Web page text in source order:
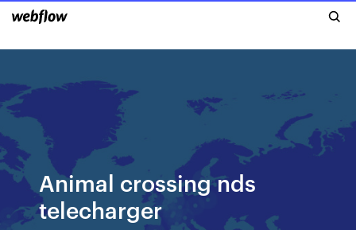
Animal crossing nds
telecharger